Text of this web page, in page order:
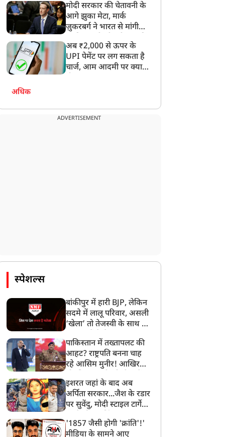
न्यूज
‘E-20 के खिलाफ उठ रही
आवाज को दबा रहा मेटा’, केंद्र
सरकार पर केजरीवाल का बड़ा
सोशल मीडिया
आखिरी बार भाई से नहीं मिल
पाया... अब तड़प रहा जेल में
बंद अली, अबान के जनाजे में
शामिल होने के लिए मांगी
मोदी सरकार की चेतावनी के
आगे झुका मेटा, मार्क
ज़ुकरबर्ग ने भारत से मांगी
अब ₹2,000 से ऊपर के
UPI पेमेंट पर लग सकता है
चार्ज, आम आदमी पर क्या
अधिक
ADVERTISEMENT
स्पेशल्स
बांकीपुर में हारी BJP, लेकिन
सदमे में लालू परिवार, असली
‘खेला’ तो तेजस्वी के साथ हो
पाकिस्तान में तख्तापलट की
आहट? राष्ट्रपति बनना चाह
रहे आसिम मुनीर! आखिर
बनाया मोहरा?
इशरत जहां के बाद अब
अर्पिता सरकार...जैश के रडार
पर सुवेंदु, मोदी स्टाइल टार्गेट
बड़ा एक्शन!
'1857 जैसी होगी 'क्रांति'!'
मीडिया के सामने आए